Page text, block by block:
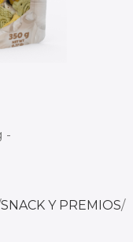
SNACK Y PREMIOS